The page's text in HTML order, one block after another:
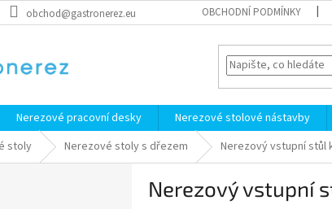
obchod@gastronerez.eu OBCHODNÍ PODMÍNKY
Nerezové pracovní desky Nerezové stolové nástavby
stoly Nerezové stoly s dřezem Nerezový vstupní stůl
Nerezový vstupní